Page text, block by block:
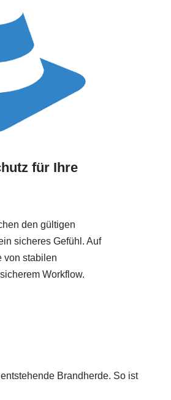
für Ihre
den gültigen
sicheres Gefühl. Auf
von stabilen
Workflow.
Brandherde. So ist